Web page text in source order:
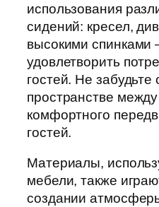
использования
сидений: кресел,
высокими спинками
удовлетворить
гостей. Не забудьте
пространстве
комфортного
гостей.
Материалы,
мебели, также
создании